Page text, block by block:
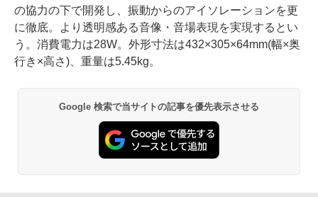
の協力の下で開発し、振動からのアイソレーションを更
に徹底。より透明感ある音像・音場表現を実現するとい
う。消費電力は28W。外形寸法は432×305×64mm(幅×奥
行き×高さ)、重量は5.45kg。
Google 検索で当サイトの記事を優先表示させる